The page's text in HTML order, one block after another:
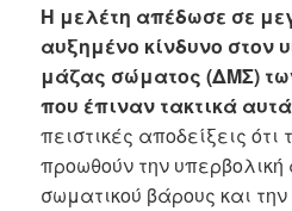
Η μελέτη απέδωσε σε
αυξημένο κίνδυνο στον
μάζας σώματος (ΔΜΣ)
που έπιναν τακτικά
πειστικές αποδείξεις
προωθούν την υπερβολική
σωματικού βάρους και